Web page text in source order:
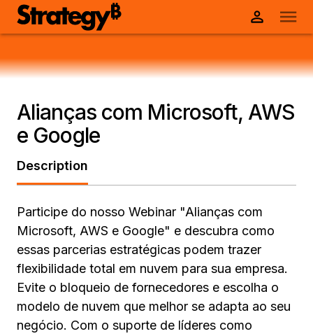
Alianças com Microsoft, AWS
e Google
Description
Participe do nosso Webinar "Alianças com
Microsoft, AWS e Google" e descubra como
essas parcerias estratégicas podem trazer
flexibilidade total em nuvem para sua empresa.
Evite o bloqueio de fornecedores e escolha o
modelo de nuvem que melhor se adapta ao seu
negócio. Com o suporte de líderes como